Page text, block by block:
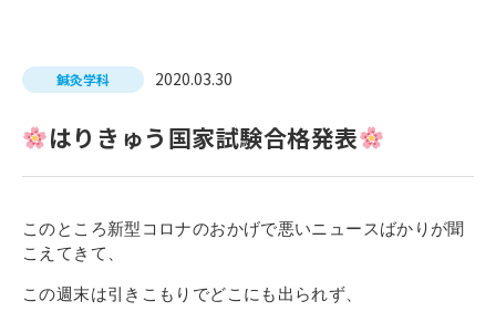
研修・講座
公共職業訓練
よくあるご質問
在校生の皆さまへ
鍼灸学科 2020.03.30
はりきゅう国家試験合格発表
このところ新型コロナのおかげで悪いニュースばかりが聞
こえてきて、
この週末は引きこもりでどこにも出られず、